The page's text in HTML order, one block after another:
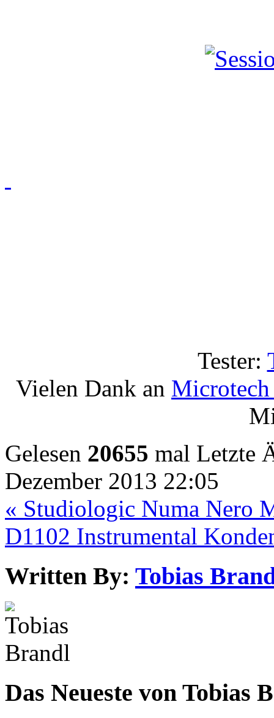
Tester:
Vielen Dank an
Gelesen 20655 mal Letzte
Dezember 2013 22:05
« Studiologic Numa Nero
D1102 Instrumental
Written By: Tobias
Das Neueste von Tobias